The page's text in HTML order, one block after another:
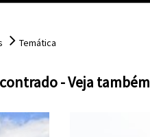
Temática
- Veja também